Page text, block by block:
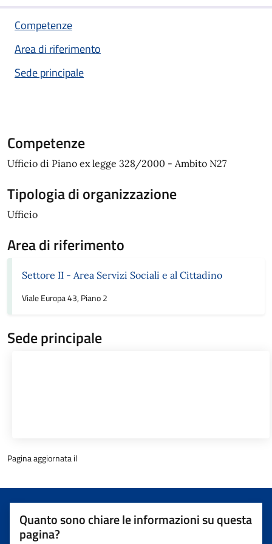
Competenze
Area di riferimento
Sede principale
Competenze
Ufficio di Piano ex legge 328/2000 - Ambito N27
Tipologia di organizzazione
Ufficio
Area di riferimento
Settore II - Area Servizi Sociali e al Cittadino
Viale Europa 43, Piano 2
Sede principale
Pagina aggiornata il
Quanto sono chiare le informazioni su questa
pagina?